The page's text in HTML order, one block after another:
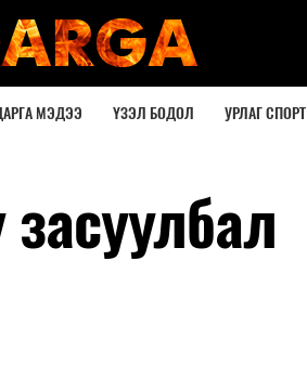
МЭДЭЭ ҮЗЭЛ БОДОЛ УРЛАГ СПОРТ